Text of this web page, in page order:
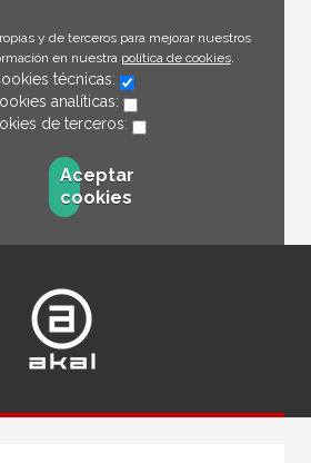
y de terceros para mejorar nuestros
en nuestra política de cookies.
técnicas:
analíticas:
de terceros:
Aceptar
cookies